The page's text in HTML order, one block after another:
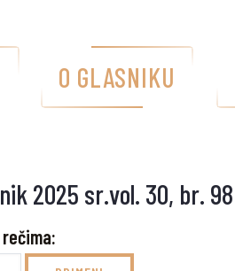
O GLASNIKU
2025 sr.vol. 30, br. 98